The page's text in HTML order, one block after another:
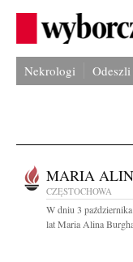
Nekrologi Odeszli
MARIA
CZĘSTOCHOWA
W dniu 3
lat Maria Alina